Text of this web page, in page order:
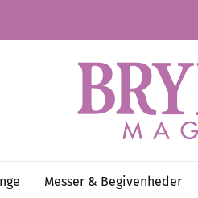
Messer & Begivenheder